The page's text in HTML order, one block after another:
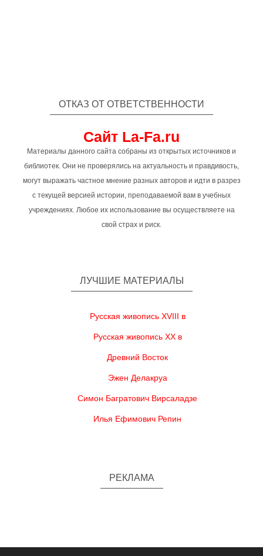
ОТКАЗ ОТ ОТВЕТСТВЕННОСТИ
Сайт La-Fa.ru
Материалы данного сайта собраны из открытых источников и
библиотек. Они не проверялись на актуальность и правдивость,
могут выражать частное мнение разных авторов и идти в разрез
с текущей версией истории, преподаваемой вам в учебных
учреждениях. Любое их использование вы осуществляете на
свой страх и риск.
ЛУЧШИЕ МАТЕРИАЛЫ
Русская живопись XVIII в
Русская живопись XX в
Древний Восток
Эжен Делакруа
Симон Багратович Вирсаладзе
Илья Ефимович Репин
РЕКЛАМА